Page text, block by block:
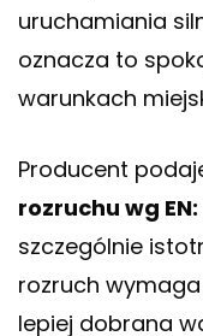
uruchamiania
oznacza to
warunkach
Producent
rozruchu wg EN:
szczególnie
rozruch wymaga
lepiej dobrana